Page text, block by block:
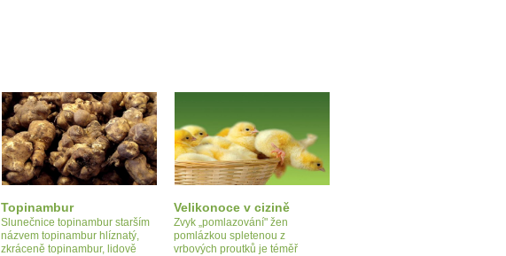
Topinambur
Slunečnice topinambur starším
názvem topinambur hlíznatý,
zkráceně topinambur, lidově
Velikonoce v cizině
Zvyk „pomlazování" žen
pomlázkou spletenou z
vrbových proutků je téměř